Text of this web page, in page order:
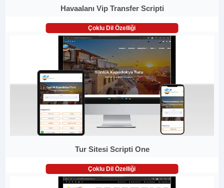
Havaalanı Vip Transfer Scripti
Çoklu Dil Özelliği
Tur Sitesi Scripti One
Çoklu Dil Özelliği